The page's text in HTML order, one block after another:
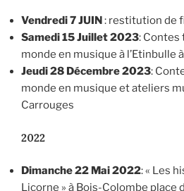
Vendredi 7 JUIN: restitution de
Samedi 15 Juillet 2023: Contes
monde en musique à l’Etinbulle
Jeudi 28 Décembre 2023:
monde en musique et ateliers
Carrouges
2022
Dimanche 22 Mai 2022: « Les
Licorne » à Bois-Colombe place